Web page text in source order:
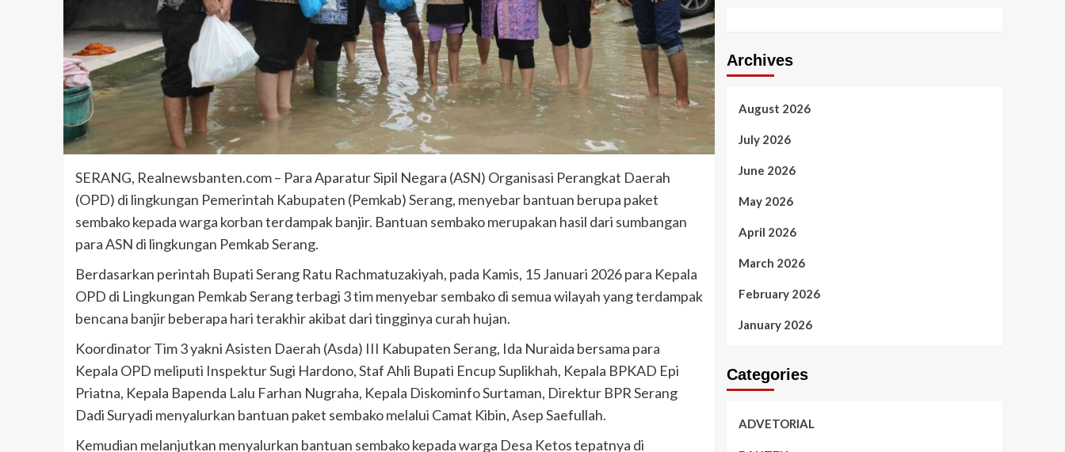
SERANG, Realnewsbanten.com – Para Aparatur Sipil Negara (ASN) Organisasi Perangkat Daerah
(OPD) di lingkungan Pemerintah Kabupaten (Pemkab) Serang, menyebar bantuan berupa paket
sembako kepada warga korban terdampak banjir. Bantuan sembako merupakan hasil dari sumbangan
para ASN di lingkungan Pemkab Serang.
Berdasarkan perintah Bupati Serang Ratu Rachmatuzakiyah, pada Kamis, 15 Januari 2026 para Kepala
OPD di Lingkungan Pemkab Serang terbagi 3 tim menyebar sembako di semua wilayah yang terdampak
bencana banjir beberapa hari terakhir akibat dari tingginya curah hujan.
Koordinator Tim 3 yakni Asisten Daerah (Asda) III Kabupaten Serang, Ida Nuraida bersama para
Kepala OPD meliputi Inspektur Sugi Hardono, Staf Ahli Bupati Encup Suplikhah, Kepala BPKAD Epi
Priatna, Kepala Bapenda Lalu Farhan Nugraha, Kepala Diskominfo Surtaman, Direktur BPR Serang
Dadi Suryadi menyalurkan bantuan paket sembako melalui Camat Kibin, Asep Saefullah.
Kemudian melanjutkan menyalurkan bantuan sembako kepada warga Desa Ketos tepatnya di
Archives
August 2026
July 2026
June 2026
May 2026
April 2026
March 2026
February 2026
January 2026
Categories
ADVETORIAL